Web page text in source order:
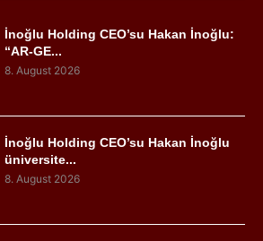
İnoğlu Holding CEO’su Hakan İnoğlu:
“AR-GE...
8. August 2026
İnoğlu Holding CEO’su Hakan İnoğlu
üniversite...
8. August 2026